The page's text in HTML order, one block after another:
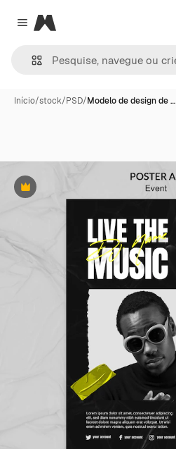
Close menu
Magnific
Início/stock/PSD/Modelo de design de …
Premium